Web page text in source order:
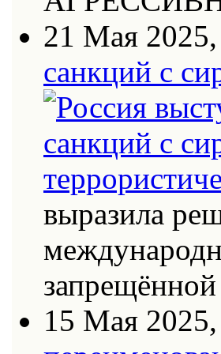
21 Мая
санкций с
выразила
15 Мая